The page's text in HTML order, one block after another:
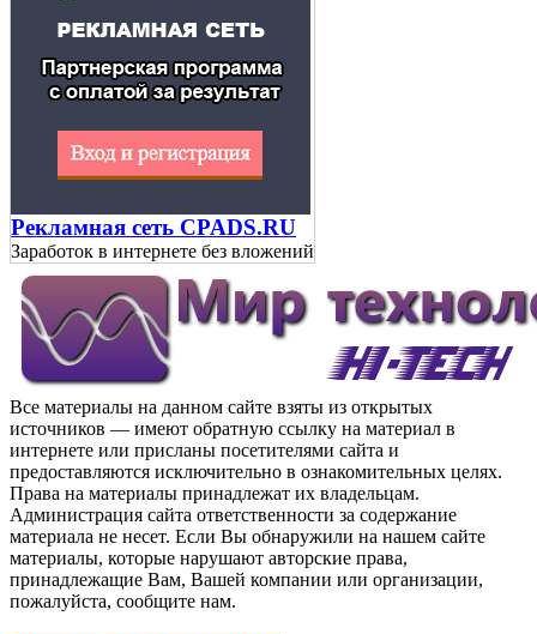
Рекламная сеть CPADS.RU
Заработок в интернете без вложений
Все материалы на данном сайте взяты из открытых
источников — имеют обратную ссылку на материал в
интернете или присланы посетителями сайта и
предоставляются исключительно в ознакомительных целях.
Права на материалы принадлежат их владельцам.
Администрация сайта ответственности за содержание
материала не несет. Если Вы обнаружили на нашем сайте
материалы, которые нарушают авторские права,
принадлежащие Вам, Вашей компании или организации,
пожалуйста, сообщите нам.